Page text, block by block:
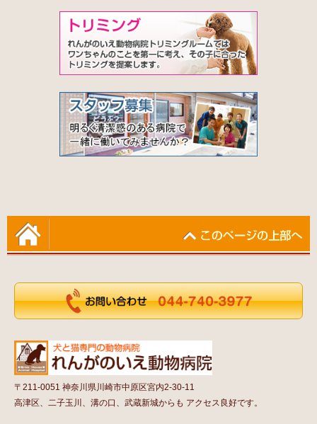
〒211-0051 神奈川県川崎市中原区宮内2-30-11
高津区、二子玉川、溝の口、武蔵新城からも アクセス良好です。